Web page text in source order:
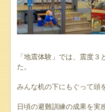
「地震体験」では、震度
た。
みんな机の下にもぐって頭
日頃の避難訓練の成果を実